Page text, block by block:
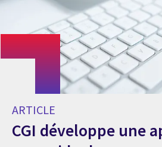
ARTICLE
CGI développe une